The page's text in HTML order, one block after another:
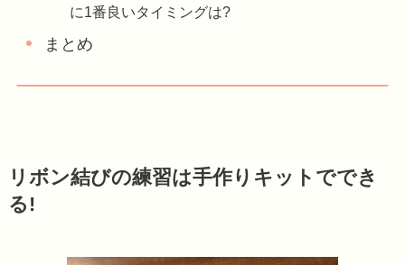
に1番良いタイミングは?
まとめ
リボン結びの練習は手作りキットででき
る!